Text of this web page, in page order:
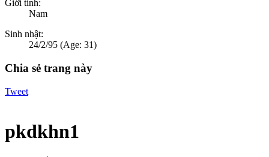
Giới tính:
Nam
Sinh nhật:
24/2/95 (Age: 31)
Chia sẻ trang này
Tweet
pkdkhn1